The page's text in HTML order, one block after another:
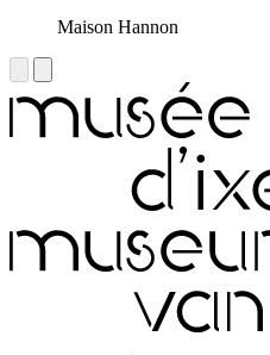
Maison Hannon